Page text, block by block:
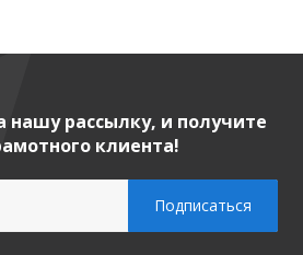
нашу рассылку, и получите
клиента!